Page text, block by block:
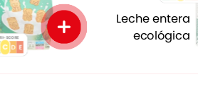
Lecheentera
ecológica
D E
C
SCORE
C